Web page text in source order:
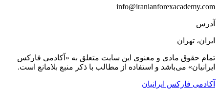
info@iranianforexacademy.com
آدرس
ایران، تهران
تمام حقوق مادی و معنوی این سایت متعلق به «آکادمی فارکس
ایرانیان» می‌باشد و استفاده از مطالب با ذکر منبع بلامانع است.
آکادمی فارکس ایرانیان